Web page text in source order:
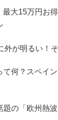
最大15万円お
外が明るい！
て何？スペイ
題の「欧州熱